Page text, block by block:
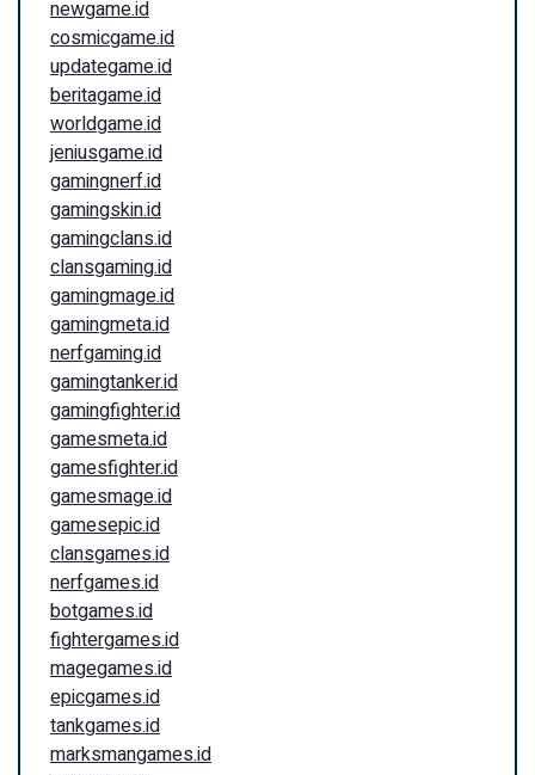
newgame.id
cosmicgame.id
updategame.id
beritagame.id
worldgame.id
jeniusgame.id
gamingnerf.id
gamingskin.id
gamingclans.id
clansgaming.id
gamingmage.id
gamingmeta.id
nerfgaming.id
gamingtanker.id
gamingfighter.id
gamesmeta.id
gamesfighter.id
gamesmage.id
gamesepic.id
clansgames.id
nerfgames.id
botgames.id
fightergames.id
magegames.id
epicgames.id
tankgames.id
marksmangames.id